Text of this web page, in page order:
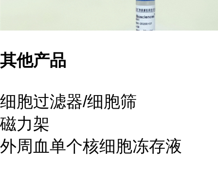
其他产品
细胞过滤器/细胞筛
磁力架
外周血单个核细胞冻存液